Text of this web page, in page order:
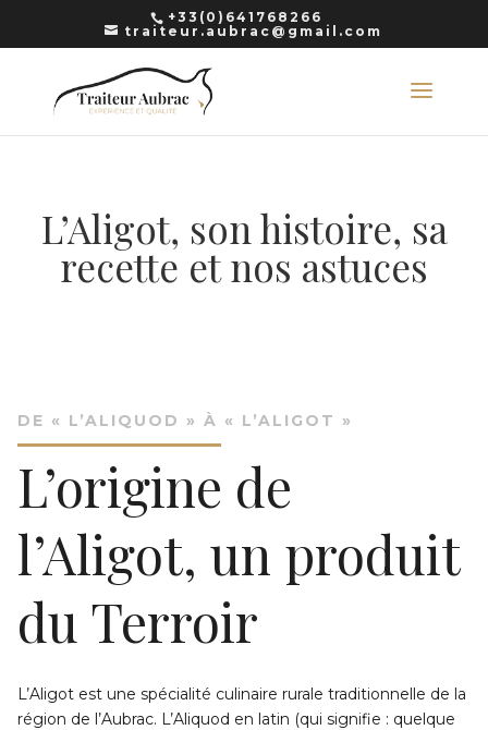
+33(0)641768266
traiteur.aubrac@gmail.com
L’Aligot, son histoire, sa
recette et nos astuces
DE « L’ALIQUOD » À « L’ALIGOT »
L’origine de
l’Aligot, un produit
du Terroir
L’Aligot est une spécialité culinaire rurale traditionnelle de la
région de l’Aubrac. L’Aliquod en latin (qui signifie : quelque